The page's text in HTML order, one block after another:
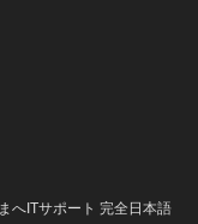
へITサポート 完全日本語